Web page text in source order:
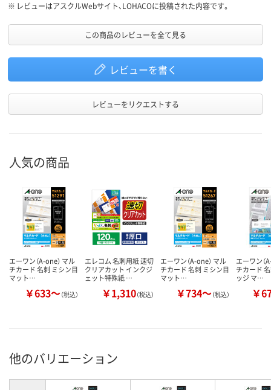
※ レビューはアスクルWebサイト、LOHACOに投稿された内容です。
この商品のレビューを全て見る
レビューを書く
レビューをリクエストする
人気の商品
エーワン（A-one） マル
チカード 名刺 ミシン目
マット…
￥633～（税込）
エレコム 名刺用紙 速切
クリアカット インクジ
ェット特殊紙 …
￥1,310（税込）
エーワン（A-one） マル
チカード 名刺 ミシン目
マット…
￥734～（税込）
エーワン（
チカード
ッジ マ…
￥
他のバリエーション